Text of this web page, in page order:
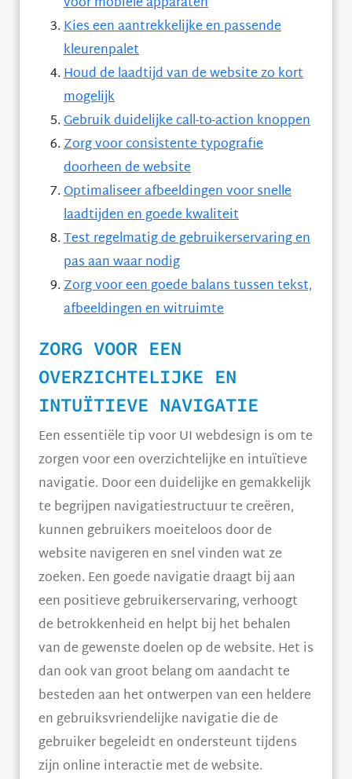
Kies een aantrekkelijke en passende
kleurenpalet
Houd de laadtijd van de website zo kort
mogelijk
Gebruik duidelijke call-to-action knoppen
Zorg voor consistente typografie
doorheen de website
Optimaliseer afbeeldingen voor snelle
laadtijden en goede kwaliteit
Test regelmatig de gebruikerservaring en
pas aan waar nodig
Zorg voor een goede balans tussen tekst,
afbeeldingen en witruimte
ZORG VOOR EEN
OVERZICHTELIJKE EN
INTUÏTIEVE NAVIGATIE
Een essentiële tip voor UI webdesign is om te
zorgen voor een overzichtelijke en intuïtieve
navigatie. Door een duidelijke en gemakkelijk
te begrijpen navigatiestructuur te creëren,
kunnen gebruikers moeiteloos door de
website navigeren en snel vinden wat ze
zoeken. Een goede navigatie draagt bij aan
een positieve gebruikerservaring, verhoogt
de betrokkenheid en helpt bij het behalen
van de gewenste doelen op de website. Het is
dan ook van groot belang om aandacht te
besteden aan het ontwerpen van een heldere
en gebruiksvriendelijke navigatie die de
gebruiker begeleidt en ondersteunt tijdens
zijn online interactie met de website.